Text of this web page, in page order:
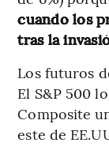
cuando los
tras la
Los futuros
El S&P 500
Composite
este de